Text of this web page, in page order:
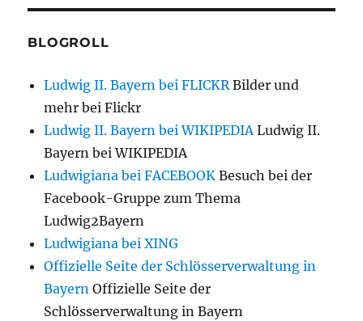
BLOGROLL
Ludwig II. Bayern bei FLICKRBilder und
mehr bei Flickr
Ludwig II. Bayern bei WIKIPEDIALudwig II.
Bayern bei WIKIPEDIA
Ludwigiana bei FACEBOOK Besuch bei der
Facebook-Gruppe zum Thema
Ludwig2Bayern
Ludwigiana bei XING
Offizielle Seite der Schlösserverwaltung in
Bayern Offizielle Seite der
Schlösserverwaltung in Bayern